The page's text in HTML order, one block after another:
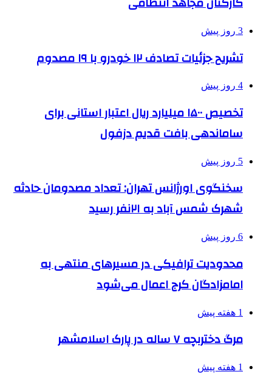
3 روز پیش
تشریح جزئیات تصادف ۱۲ خودرو با ۱۹ مصدوم
4 روز پیش
تخصیص ۱۵۰۰ میلیارد ریال اعتبار استانی برای
ساماندهی بافت قدیم دزفول
5 روز پیش
سخنگوی اورژانس تهران: تعداد مصدومان حادثه
شهرک شمس آباد به ۲۱نفر رسید
6 روز پیش
محدودیت ترافیکی در مسیرهای منتهی به
امامزادگان کرج اعمال می‌شود
1 هفته پیش
مرگ دختربچه ۷ ساله در پارک اسلامشهر
1 هفته پیش